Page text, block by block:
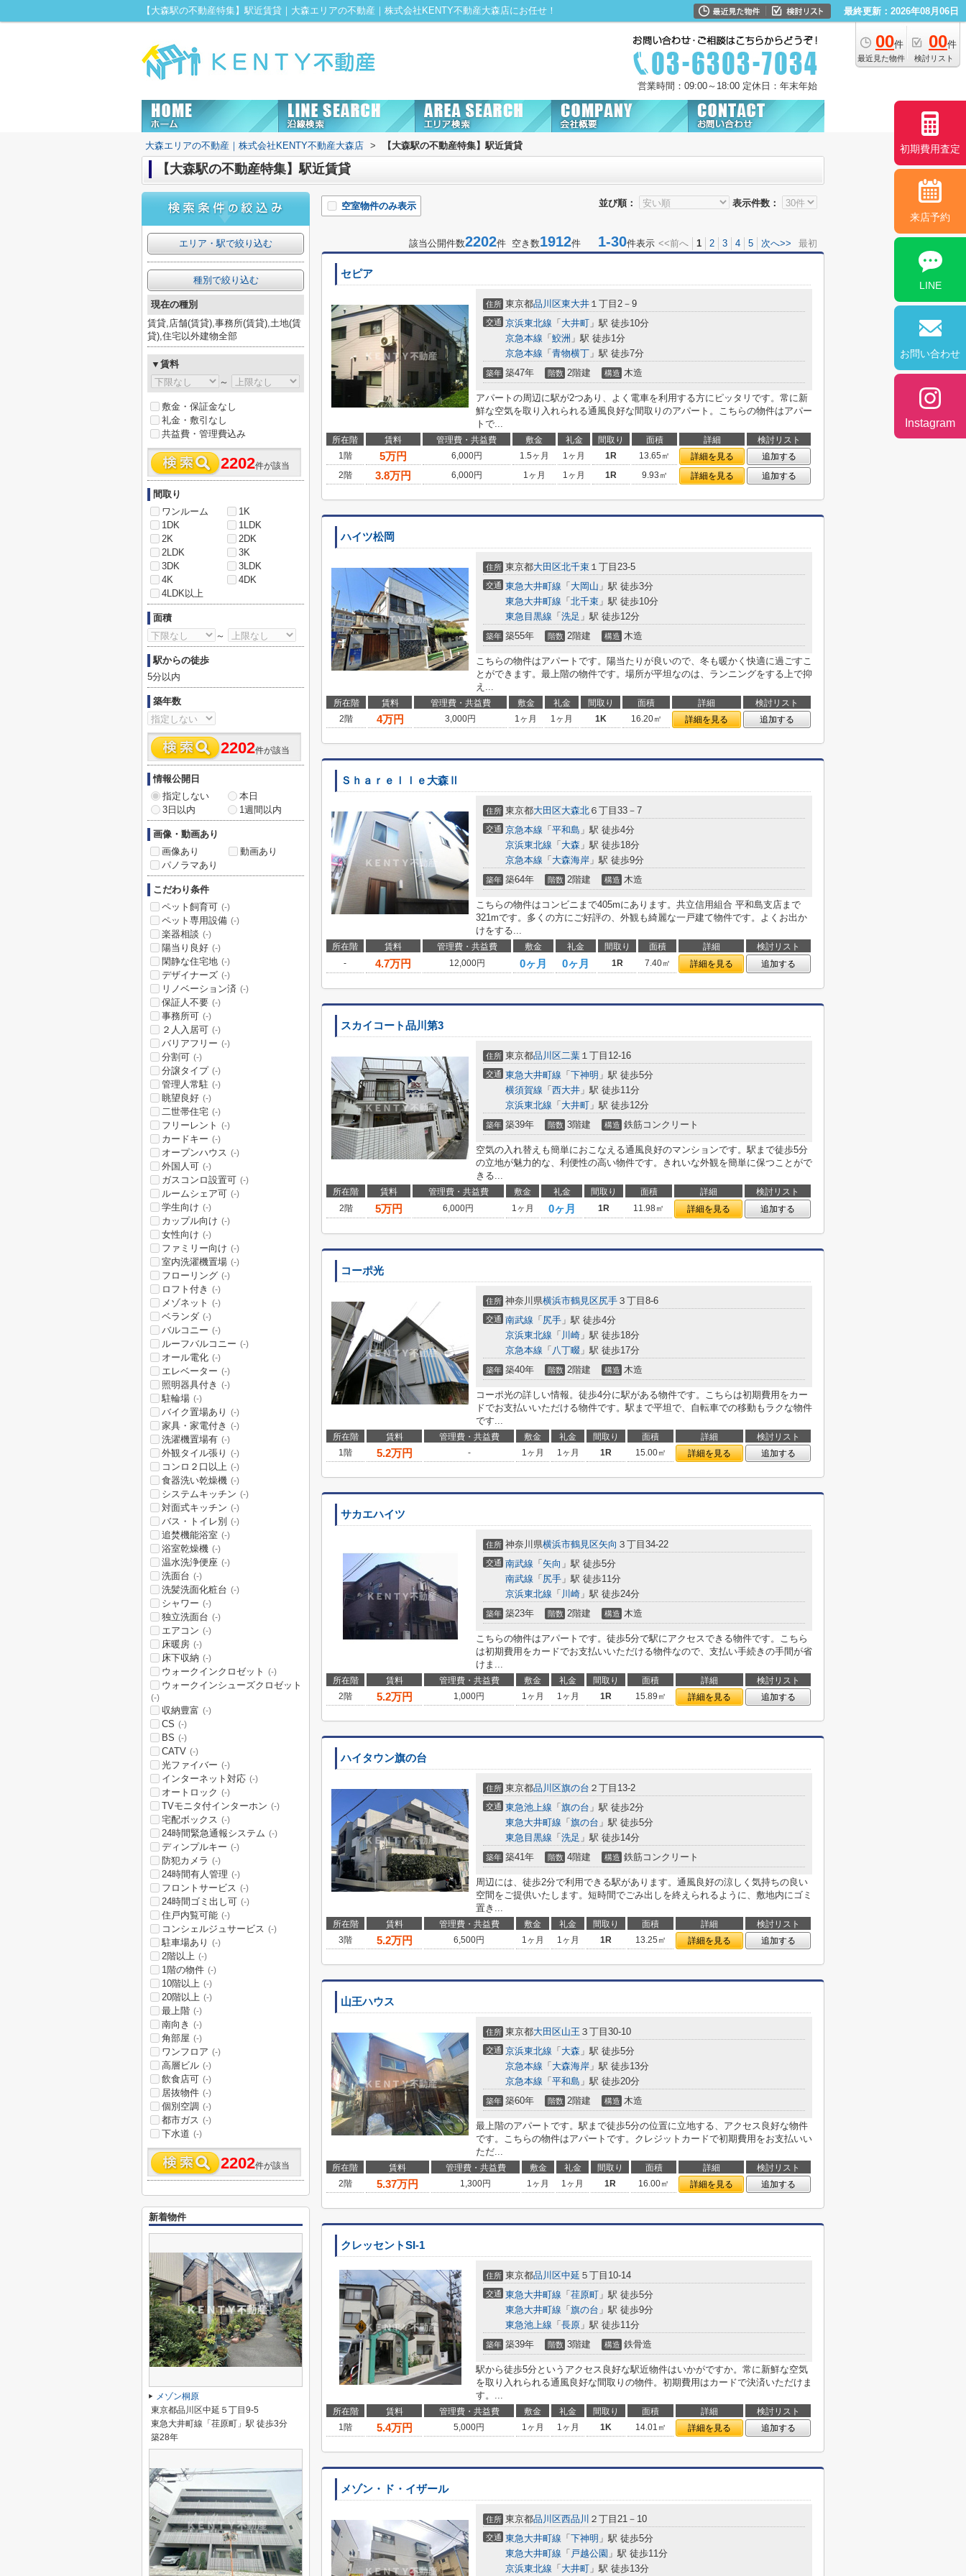
【大森駅の不動産特集】駅近賃貸｜大森エリアの不動産｜株式会社KENTY不動産大森店にお任せ！ 最終更新：2026年08月06日
00件
最近見た物件
00件
検討リスト
営業時間：09:00～18:00 定休日：年末年始
大森エリアの不動産｜株式会社KENTY不動産大森店 > 【大森駅の不動産特集】駅近賃貸
【大森駅の不動産特集】駅近賃貸
並び順： 表示件数：
空室物件のみ表示
該当公開件数2202件 空き数1912件 1-30件表示 <<前へ 1 2 3 4 5 次へ>> 最初
セピア
住所 東京都品川区東大井 １丁目2－9
交通 京浜東北線 「 大井町 」駅 徒歩10分
京急本線 「 鮫洲 」駅 徒歩1分
京急本線 「 青物横丁 」駅 徒歩7分
築年 築47年 階数 2階建 構造 木造
アパートの周辺に駅が2つあり、よく電車を利用する方にピッタリです。常に新
鮮な空気を取り入れられる通風良好な間取りのアパート。こちらの物件はアパー
トで...
所在階 賃料 管理費・共益費 敷金 礼金 間取り 面積 詳細
検討リスト
1階
5万円 6,000円 1.5ヶ月 1ヶ月 1R 13.65㎡ 詳細を見る
追加する
2階
3.8万円 6,000円 1ヶ月 1ヶ月 1R 9.93㎡ 詳細を見る 追加する
ハイツ松岡
住所 東京都大田区北千束 １丁目23-5
交通 東急大井町線 「 大岡山 」駅 徒歩3分
東急大井町線 「 北千束 」駅 徒歩10分
東急目黒線 「 洗足 」駅 徒歩12分
築年 築55年 階数 2階建 構造 木造
こちらの物件はアパートです。陽当たりが良いので、冬も暖かく快適に過ごすこ
とができます。最上階の物件です。場所が平坦なのは、ランニングをする上で抑
え...
所在階 賃料 管理費・共益費 敷金 礼金 間取り 面積 詳細
検討リスト
2階
4万円 3,000円 1ヶ月 1ヶ月 1K 16.20㎡ 詳細を見る 追加する
Ｓｈａｒｅｌｌｅ大森Ⅱ
住所 東京都大田区大森北 ６丁目33－7
交通 京急本線 「 平和島 」駅 徒歩4分
京浜東北線 「 大森 」駅 徒歩18分
京急本線 「 大森海岸 」駅 徒歩9分
築年 築64年 階数 2階建 構造 木造
こちらの物件はコンビニまで405mにあります。共立信用組合 平和島支店まで
321mです。多くの方にご好評の、外観も綺麗な一戸建て物件です。よくお出か
けをする...
所在階 賃料 管理費・共益費 敷金 礼金 間取り 面積 詳細
検討リスト
-
4.7万円 12,000円 0ヶ月 0ヶ月 1R 7.40㎡ 詳細を見る 追加する
スカイコート品川第3
住所 東京都品川区二葉 １丁目12-16
交通 東急大井町線 「 下神明 」駅 徒歩5分
横須賀線 「 西大井 」駅 徒歩11分
京浜東北線 「 大井町 」駅 徒歩12分
築年 築39年 階数 3階建 構造 鉄筋コンクリート
空気の入れ替えも簡単におこなえる通風良好のマンションです。駅まで徒歩5分
の立地が魅力的な、利便性の高い物件です。きれいな外観を簡単に保つことがで
きる...
所在階 賃料 管理費・共益費 敷金 礼金 間取り 面積 詳細
検討リスト
2階
5万円 6,000円 1ヶ月 0ヶ月 1R 11.98㎡ 詳細を見る 追加する
コーポ光
住所 神奈川県横浜市鶴見区尻手 ３丁目8-6
交通 南武線 「 尻手 」駅 徒歩4分
京浜東北線 「 川崎 」駅 徒歩18分
京急本線 「 八丁畷 」駅 徒歩17分
築年 築40年 階数 2階建 構造 木造
コーポ光の詳しい情報。徒歩4分に駅がある物件です。こちらは初期費用をカー
ドでお支払いいただける物件です。駅まで平坦で、自転車での移動もラクな物件
です...
所在階 賃料 管理費・共益費 敷金 礼金 間取り 面積 詳細
検討リスト
1階
5.2万円 - 1ヶ月 1ヶ月 1R 15.00㎡ 詳細を見る 追加する
サカエハイツ
住所 神奈川県横浜市鶴見区矢向 ３丁目34-22
交通 南武線 「 矢向 」駅 徒歩5分
南武線 「 尻手 」駅 徒歩11分
京浜東北線 「 川崎 」駅 徒歩24分
築年 築23年 階数 2階建 構造 木造
こちらの物件はアパートです。徒歩5分で駅にアクセスできる物件です。こちら
は初期費用をカードでお支払いいただける物件なので、支払い手続きの手間が省
けま...
所在階 賃料 管理費・共益費 敷金 礼金 間取り 面積 詳細
検討リスト
2階
5.2万円 1,000円 1ヶ月 1ヶ月 1R 15.89㎡ 詳細を見る 追加する
ハイタウン旗の台
住所 東京都品川区旗の台 ２丁目13-2
交通 東急池上線 「 旗の台 」駅 徒歩2分
東急大井町線 「 旗の台 」駅 徒歩5分
東急目黒線 「 洗足 」駅 徒歩14分
築年 築41年 階数 4階建 構造 鉄筋コンクリート
周辺には、徒歩2分で利用できる駅があります。通風良好の涼しく気持ちの良い
空間をご提供いたします。短時間でごみ出しを終えられるように、敷地内にゴミ
置き...
所在階 賃料 管理費・共益費 敷金 礼金 間取り 面積 詳細
検討リスト
3階
5.2万円 6,500円 1ヶ月 1ヶ月 1R 13.25㎡ 詳細を見る 追加する
山王ハウス
住所 東京都大田区山王 ３丁目30-10
交通 京浜東北線 「 大森 」駅 徒歩5分
京急本線 「 大森海岸 」駅 徒歩13分
京急本線 「 平和島 」駅 徒歩20分
築年 築60年 階数 2階建 構造 木造
最上階のアパートです。駅まで徒歩5分の位置に立地する、アクセス良好な物件
です。こちらの物件はアパートです。クレジットカードで初期費用をお支払いい
ただ...
所在階 賃料 管理費・共益費 敷金 礼金 間取り 面積 詳細
検討リスト
2階
5.37万円 1,300円 1ヶ月 1ヶ月 1R 16.00㎡ 詳細を見る 追加する
クレッセントSI-1
住所 東京都品川区中延 ５丁目10-14
交通 東急大井町線 「 荏原町 」駅 徒歩5分
東急大井町線 「 旗の台 」駅 徒歩9分
東急池上線 「 長原 」駅 徒歩11分
築年 築39年 階数 3階建 構造 鉄骨造
駅から徒歩5分というアクセス良好な駅近物件はいかがですか。常に新鮮な空気
を取り入れられる通風良好な間取りの物件。初期費用はカードで決済いただけま
す。...
所在階 賃料 管理費・共益費 敷金 礼金 間取り 面積 詳細
検討リスト
1階
5.4万円 5,000円 1ヶ月 1ヶ月 1K 14.01㎡ 詳細を見る 追加する
メゾン・ド・イザール
住所 東京都品川区西品川 ２丁目21－10
交通 東急大井町線 「 下神明 」駅 徒歩5分
東急大井町線 「 戸越公園 」駅 徒歩11分
京浜東北線 「 大井町 」駅 徒歩13分
エリア・駅で絞り込む
種別で絞り込む
現在の種別
賃貸,店舗(賃貸),事務所(賃貸),土地(賃
貸),住宅以外建物全部
▼賃料
～
敷金・保証金なし
礼金・敷引なし
共益費・管理費込み
2202件が該当
間取り
ワンルーム
1K
1DK
1LDK
2K
2DK
2LDK
3K
3DK
3LDK
4K
4DK
4LDK以上
面積
～
駅からの徒歩
5分以内
築年数
2202件が該当
情報公開日
指定しない
本日
3日以内
1週間以内
画像・動画あり
画像あり
動画あり
パノラマあり
こだわり条件
ペット飼育可 (-)
ペット専用設備 (-)
楽器相談 (-)
陽当り良好 (-)
閑静な住宅地 (-)
デザイナーズ (-)
リノベーション済 (-)
保証人不要 (-)
事務所可 (-)
２人入居可 (-)
バリアフリー (-)
分割可 (-)
分譲タイプ (-)
管理人常駐 (-)
眺望良好 (-)
二世帯住宅 (-)
フリーレント (-)
カードキー (-)
オープンハウス (-)
外国人可 (-)
ガスコンロ設置可 (-)
ルームシェア可 (-)
学生向け (-)
カップル向け (-)
女性向け (-)
ファミリー向け (-)
室内洗濯機置場 (-)
フローリング (-)
ロフト付き (-)
メゾネット (-)
ベランダ (-)
バルコニー (-)
ルーフバルコニー (-)
オール電化 (-)
エレベーター (-)
照明器具付き (-)
駐輪場 (-)
バイク置場あり (-)
家具・家電付き (-)
洗濯機置場有 (-)
外観タイル張り (-)
コンロ２口以上 (-)
食器洗い乾燥機 (-)
システムキッチン (-)
対面式キッチン (-)
バス・トイレ別 (-)
追焚機能浴室 (-)
浴室乾燥機 (-)
温水洗浄便座 (-)
洗面台 (-)
洗髪洗面化粧台 (-)
シャワー (-)
独立洗面台 (-)
エアコン (-)
床暖房 (-)
床下収納 (-)
ウォークインクロゼット (-)
ウォークインシューズクロゼット
(-)
収納豊富 (-)
CS (-)
BS (-)
CATV (-)
光ファイバー (-)
インターネット対応 (-)
オートロック (-)
TVモニタ付インターホン (-)
宅配ボックス (-)
24時間緊急通報システム (-)
ディンプルキー (-)
防犯カメラ (-)
24時間有人管理 (-)
フロントサービス (-)
24時間ゴミ出し可 (-)
住戸内覧可能 (-)
コンシェルジュサービス (-)
駐車場あり (-)
2階以上 (-)
1階の物件 (-)
10階以上 (-)
20階以上 (-)
最上階 (-)
南向き (-)
角部屋 (-)
ワンフロア (-)
高層ビル (-)
飲食店可 (-)
居抜物件 (-)
個別空調 (-)
都市ガス (-)
下水道 (-)
2202件が該当
新着物件
メゾン桐原
東京都品川区中延５丁目9-5
東急大井町線「荏原町」駅 徒歩3分
築28年
初期費用査定
来店予約
LINE
お問い合わせ
Instagram